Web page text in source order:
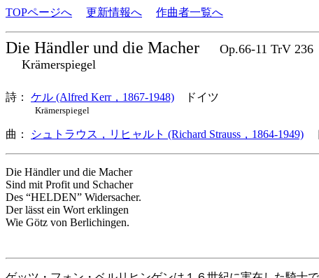
TOPページへ 更新情報へ 作曲者一覧へ
Die Händler und die Macher
Op.66-11 TrV
Krämerspiegel
詩： ケル (Alfred Kerr，1867-1948) ドイツ
Krämerspiegel
曲： シュトラウス，リヒャルト (Richard Strauss，1864-1949)
Die Händler und die Macher
Sind mit Profit und Schacher
Des “HELDEN” Widersacher.
Der lässt ein Wort erklingen
Wie Götz von Berlichingen.